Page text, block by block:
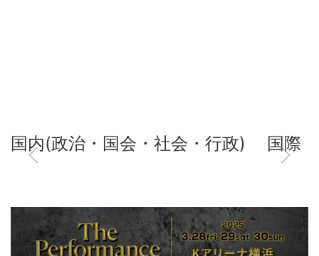
国内(政治・国会・社会・行政) 国際